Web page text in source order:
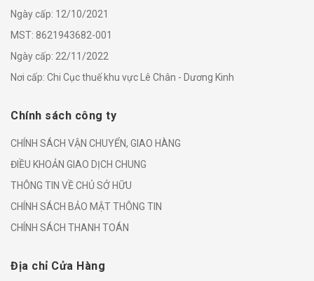
Ngày cấp: 12/10/2021
MST: 8621943682-001
Ngày cấp: 22/11/2022
Nơi cấp: Chi Cục thuế khu vực Lê Chân - Dương Kinh
Chính sách công ty
CHÍNH SÁCH VẬN CHUYỂN, GIAO HÀNG
ĐIỀU KHOẢN GIAO DỊCH CHUNG
THÔNG TIN VỀ CHỦ SỞ HỮU
CHÍNH SÁCH BẢO MẬT THÔNG TIN
CHÍNH SÁCH THANH TOÁN
Địa chỉ Cửa Hàng